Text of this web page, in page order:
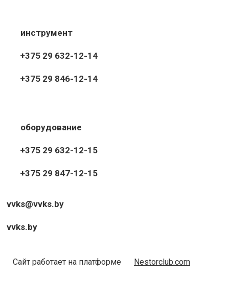
инструмент
+375 29 632-12-14
+375 29 846-12-14
оборудование
+375 29 632-12-15
+375 29 847-12-15
vvks@vvks.by
vvks.by
Сайт работает на платформе Nestorclub.com